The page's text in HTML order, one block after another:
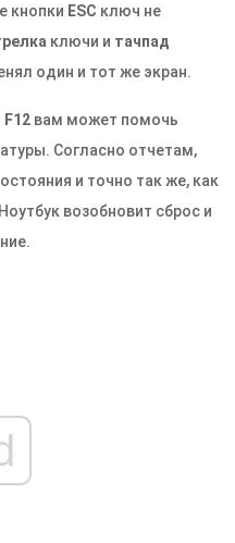
кнопки ESC ключ не
ключи и тачпад
один и тот же экран.
F12 вам может помочь
Согласно отчетам,
и точно так же, как
возобновит сброс и